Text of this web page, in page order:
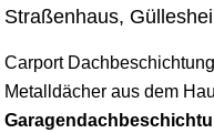
Straßenhaus,
Carport
Metalldächer aus dem